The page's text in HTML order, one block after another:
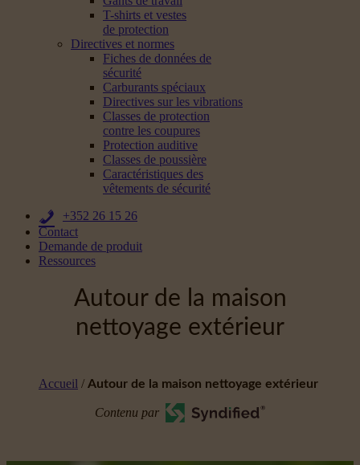
T-shirts et vestes
de protection
Directives et normes
Fiches de données de
sécurité
Carburants spéciaux
Directives sur les vibrations
Classes de protection
contre les coupures
Protection auditive
Classes de poussière
Caractéristiques des
vêtements de sécurité
+352 26 15 26
Contact
Demande de produit
Ressources
Autour de la maison
nettoyage extérieur
Accueil / Autour de la maison nettoyage extérieur
Contenu par